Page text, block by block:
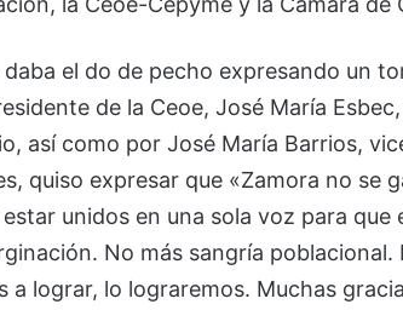
daba el do de pecho expresando un
de la Ceoe, José María
así como por José María Barrios,
quiso expresar que «Zamora no se
unidos en una sola voz para
No más sangría
a lograr, lo lograremos. Muchas